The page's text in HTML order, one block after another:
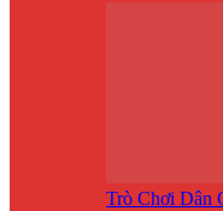
Trò Chơi Dân